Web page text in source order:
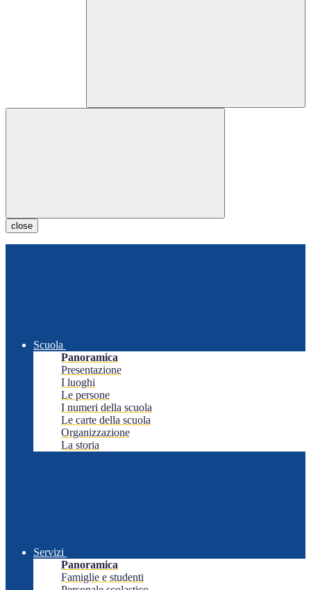
close
Scuola
Panoramica
Presentazione
I luoghi
Le persone
I numeri della scuola
Le carte della scuola
Organizzazione
La storia
Servizi
Panoramica
Famiglie e studenti